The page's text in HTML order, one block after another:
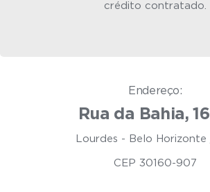
crédito contratado.
Endereço:
Rua da Bahia,
Lourdes - Belo Horizonte
CEP 30160-907